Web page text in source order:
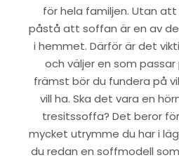
för hela familjen. Utan
påstå att soffan är en av
i hemmet. Därför är det
och väljer en som
främst bör du fundera på
vill ha. Ska det vara en
tresitssoffa? Det beror
mycket utrymme du har i
du redan en soffmodell